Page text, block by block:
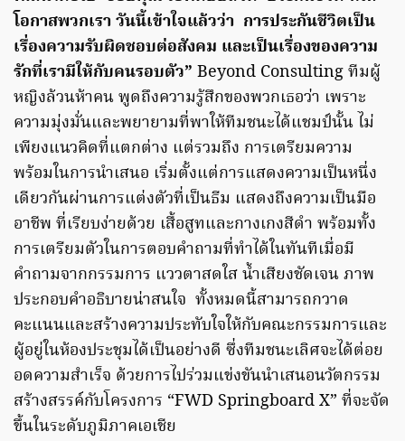
โอกาสพวกเรา วันนี้เข้าใจแล้วว่า การประกันชีวิตเป็น
เรื่องความรับผิดชอบต่อสังคม และเป็นเรื่องของความ
รักที่เรามีให้กับคนรอบตัว” Beyond Consulting ทีมผู้
หญิงล้วนห้าคน พูดถึงความรู้สึกของพวกเธอว่า เพราะ
ความมุ่งมั่นและพยายามที่พาให้ทีมชนะได้แชมป์นั้น ไม่
เพียงแนวคิดที่แตกต่าง แต่รวมถึง การเตรียมความ
พร้อมในการนำเสนอ เริ่มตั้งแต่การแสดงความเป็นหนึ่ง
เดียวกันผ่านการแต่งตัวที่เป็นธีม แสดงถึงความเป็นมือ
อาชีพ ที่เรียบง่ายด้วย เสื้อสูทและกางเกงสีดำ พร้อมทั้ง
การเตรียมตัวในการตอบคำถามที่ทำได้ในทันทีเมื่อมี
คำถามจากกรรมการ แววตาสดใส น้ำเสียงชัดเจน ภาพ
ประกอบคำอธิบายน่าสนใจ ทั้งหมดนี้สามารถกวาด
คะแนนและสร้างความประทับใจให้กับคณะกรรมการและ
ผู้อยู่ในห้องประชุมได้เป็นอย่างดี ซึ่งทีมชนะเลิศจะได้ต่อย
อดความสำเร็จ ด้วยการไปร่วมแข่งขันนำเสนอนวัตกรรม
สร้างสรรค์กับโครงการ “FWD Springboard X” ที่จะจัด
ขึ้นในระดับภูมิภาคเอเชีย